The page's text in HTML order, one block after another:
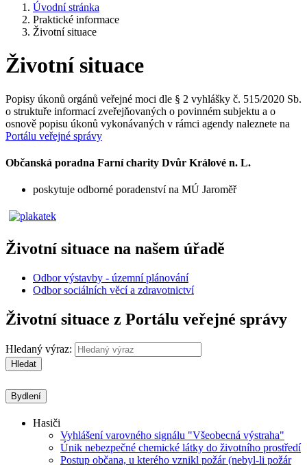
Úvodní stránka
Praktické informace
Životní situace
Životní situace
Popisy úkonů orgánů veřejné moci dle § 2 vyhlášky č. 515/2020 Sb.
o struktuře informací zveřejňovaných o povinném subjektu a o
osnově popisu úkonů vykonávaných v rámci agendy naleznete na
Portálu veřejné správy
Občanská poradna Farní charity Dvůr Králové n. L.
poskytuje odborné poradenství na MÚ Jaroměř
Životní situace na našem úřadě
Odbor výstavby - územní plánování
Odbor sociálních věcí a zdravotnictví
Životní situace z Portálu veřejné správy
Hledaný výraz:
Hledat
Bydlení
Hasiči
Vyhlášení varovného signálu "Všeobecná výstraha"
Únik nebezpečné chemické látky do životního prostředí
Postup občana, u kterého vznikl požár (nebyl-li požár